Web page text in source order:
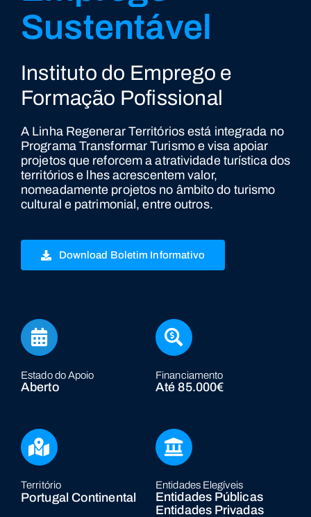
Sustentável
Instituto do Emprego e
Formação Pofissional
A Linha Regenerar Territórios está integrada no
Programa Transformar Turismo e visa apoiar
projetos que reforcem a atratividade turística dos
territórios e lhes acrescentem valor,
nomeadamente projetos no âmbito do turismo
cultural e patrimonial, entre outros.
Download Boletim Informativo
Estado do Apoio
Aberto
Território
Portugal Continental
Financiamento
Até 85.000€
Entidades Elegíveis
Entidades Públicas
Entidades Privadas